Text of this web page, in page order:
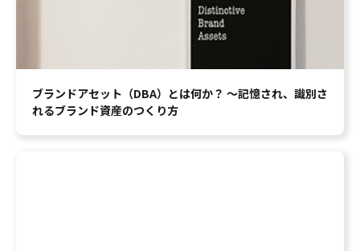
ブランドアセット（DBA）とは何か？ ～記憶され、識別さ
れるブランド資産のつくり方